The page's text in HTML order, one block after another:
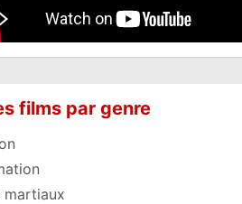
films par genre
martiaux